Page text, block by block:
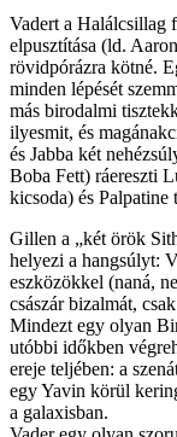
Vadert a Halálcsillag
elpusztítása (ld.
rövidpórázra kötné.
minden lépését
más birodalmi
ilyesmit, és
és Jabba két
Boba Fett) ráereszti
kicsoda) és Palpatine
Gillen a „két örök
helyezi a hangsúlyt:
eszközökkel (naná,
császár bizalmát,
Mindezt egy olyan
utóbbi időkben
ereje teljében: a
egy Yavin körül
a galaxisban.